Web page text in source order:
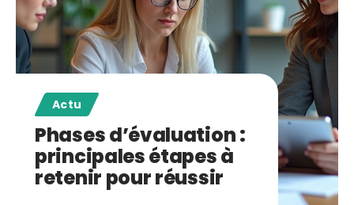
Actu
Phases d’évaluation :
principales étapes à
retenir pour réussir